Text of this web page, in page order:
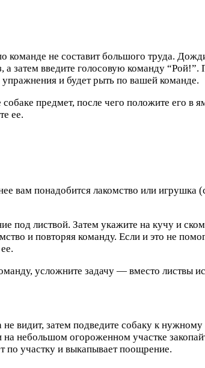
не составит большого труда.
затем введите голосовую команду
и будет рыть по вашей команде.
предмет, после чего положите его в
ее.
вам понадобится лакомство или
под листвой. Затем укажите на кучу и
и повторяя команду. Если и это не
усложните задачу — вместо листвы
видит, затем подведите собаку к
небольшом огороженном участке
по участку и выкапывает поощрение.